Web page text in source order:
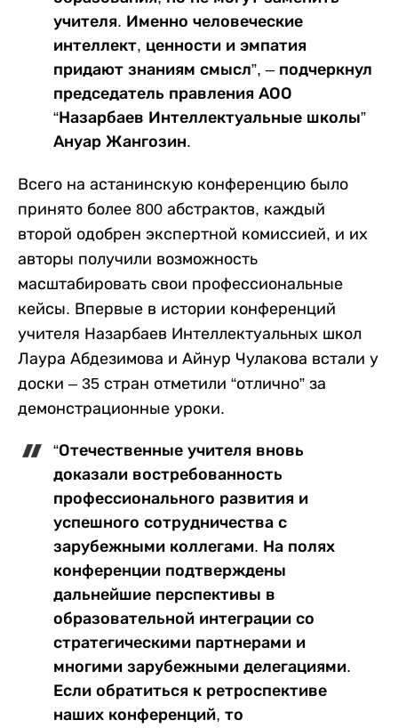
учителя. Именно человеческие
интеллект, ценности и эмпатия
придают знаниям смысл”, – подчеркнул
председатель правления АОО
“Назарбаев Интеллектуальные школы”
Ануар Жангозин.
Всего на астанинскую конференцию было
принято более 800 абстрактов, каждый
второй одобрен экспертной комиссией, и их
авторы получили возможность
масштабировать свои профессиональные
кейсы. Впервые в истории конференций
учителя Назарбаев Интеллектуальных школ
Лаура Абдезимова и Айнур Чулакова встали у
доски – 35 стран отметили “отлично” за
демонстрационные уроки.
“Отечественные учителя вновь
доказали востребованность
профессионального развития и
успешного сотрудничества с
зарубежными коллегами. На полях
конференции подтверждены
дальнейшие перспективы в
образовательной интеграции со
стратегическими партнерами и
многими зарубежными делегациями.
Если обратиться к ретроспективе
наших конференций, то